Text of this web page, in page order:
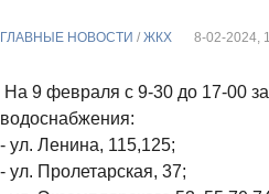
ГЛАВНЫЕ НОВОСТИ / ЖКХ 8-02-2024,
На 9 февраля с 9-30 до 17-00
водоснабжения:
- ул. Ленина, 115,125;
- ул. Пролетарская, 37;